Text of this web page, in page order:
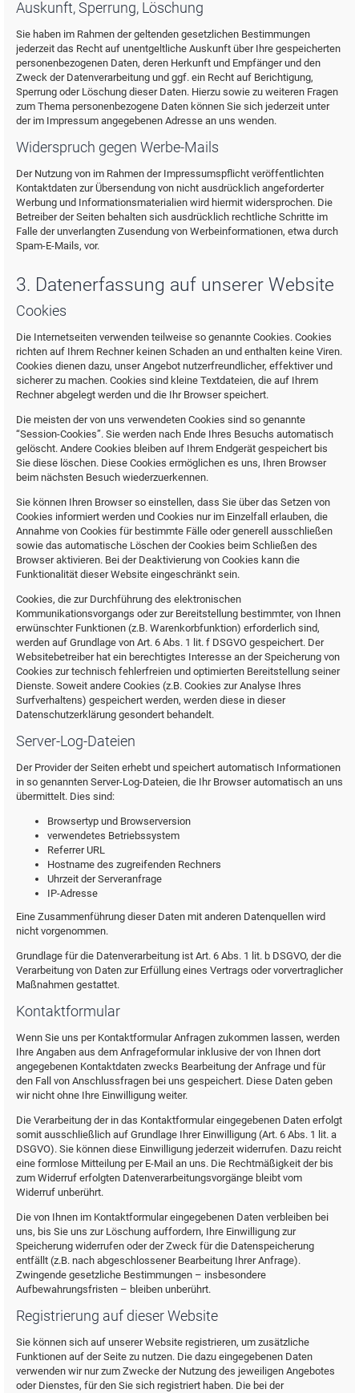
Auskunft, Sperrung, Löschung
Sie haben im Rahmen der geltenden gesetzlichen Bestimmungen
jederzeit das Recht auf unentgeltliche Auskunft über Ihre gespeicherten
personenbezogenen Daten, deren Herkunft und Empfänger und den
Zweck der Datenverarbeitung und ggf. ein Recht auf Berichtigung,
Sperrung oder Löschung dieser Daten. Hierzu sowie zu weiteren Fragen
zum Thema personenbezogene Daten können Sie sich jederzeit unter
der im Impressum angegebenen Adresse an uns wenden.
Widerspruch gegen Werbe-Mails
Der Nutzung von im Rahmen der Impressumspflicht veröffentlichten
Kontaktdaten zur Übersendung von nicht ausdrücklich angeforderter
Werbung und Informationsmaterialien wird hiermit widersprochen. Die
Betreiber der Seiten behalten sich ausdrücklich rechtliche Schritte im
Falle der unverlangten Zusendung von Werbeinformationen, etwa durch
Spam-E-Mails, vor.
3. Datenerfassung auf unserer Website
Cookies
Die Internetseiten verwenden teilweise so genannte Cookies. Cookies
richten auf Ihrem Rechner keinen Schaden an und enthalten keine Viren.
Cookies dienen dazu, unser Angebot nutzerfreundlicher, effektiver und
sicherer zu machen. Cookies sind kleine Textdateien, die auf Ihrem
Rechner abgelegt werden und die Ihr Browser speichert.
Die meisten der von uns verwendeten Cookies sind so genannte
“Session-Cookies”. Sie werden nach Ende Ihres Besuchs automatisch
gelöscht. Andere Cookies bleiben auf Ihrem Endgerät gespeichert bis
Sie diese löschen. Diese Cookies ermöglichen es uns, Ihren Browser
beim nächsten Besuch wiederzuerkennen.
Sie können Ihren Browser so einstellen, dass Sie über das Setzen von
Cookies informiert werden und Cookies nur im Einzelfall erlauben, die
Annahme von Cookies für bestimmte Fälle oder generell ausschließen
sowie das automatische Löschen der Cookies beim Schließen des
Browser aktivieren. Bei der Deaktivierung von Cookies kann die
Funktionalität dieser Website eingeschränkt sein.
Cookies, die zur Durchführung des elektronischen
Kommunikationsvorgangs oder zur Bereitstellung bestimmter, von Ihnen
erwünschter Funktionen (z.B. Warenkorbfunktion) erforderlich sind,
werden auf Grundlage von Art. 6 Abs. 1 lit. f DSGVO gespeichert. Der
Websitebetreiber hat ein berechtigtes Interesse an der Speicherung von
Cookies zur technisch fehlerfreien und optimierten Bereitstellung seiner
Dienste. Soweit andere Cookies (z.B. Cookies zur Analyse Ihres
Surfverhaltens) gespeichert werden, werden diese in dieser
Datenschutzerklärung gesondert behandelt.
Server-Log-Dateien
Der Provider der Seiten erhebt und speichert automatisch Informationen
in so genannten Server-Log-Dateien, die Ihr Browser automatisch an uns
übermittelt. Dies sind:
Browsertyp und Browserversion
verwendetes Betriebssystem
Referrer URL
Hostname des zugreifenden Rechners
Uhrzeit der Serveranfrage
IP-Adresse
Eine Zusammenführung dieser Daten mit anderen Datenquellen wird
nicht vorgenommen.
Grundlage für die Datenverarbeitung ist Art. 6 Abs. 1 lit. b DSGVO, der die
Verarbeitung von Daten zur Erfüllung eines Vertrags oder vorvertraglicher
Maßnahmen gestattet.
Kontaktformular
Wenn Sie uns per Kontaktformular Anfragen zukommen lassen, werden
Ihre Angaben aus dem Anfrageformular inklusive der von Ihnen dort
angegebenen Kontaktdaten zwecks Bearbeitung der Anfrage und für
den Fall von Anschlussfragen bei uns gespeichert. Diese Daten geben
wir nicht ohne Ihre Einwilligung weiter.
Die Verarbeitung der in das Kontaktformular eingegebenen Daten erfolgt
somit ausschließlich auf Grundlage Ihrer Einwilligung (Art. 6 Abs. 1 lit. a
DSGVO). Sie können diese Einwilligung jederzeit widerrufen. Dazu reicht
eine formlose Mitteilung per E-Mail an uns. Die Rechtmäßigkeit der bis
zum Widerruf erfolgten Datenverarbeitungsvorgänge bleibt vom
Widerruf unberührt.
Die von Ihnen im Kontaktformular eingegebenen Daten verbleiben bei
uns, bis Sie uns zur Löschung auffordern, Ihre Einwilligung zur
Speicherung widerrufen oder der Zweck für die Datenspeicherung
entfällt (z.B. nach abgeschlossener Bearbeitung Ihrer Anfrage).
Zwingende gesetzliche Bestimmungen – insbesondere
Aufbewahrungsfristen – bleiben unberührt.
Registrierung auf dieser Website
Sie können sich auf unserer Website registrieren, um zusätzliche
Funktionen auf der Seite zu nutzen. Die dazu eingegebenen Daten
verwenden wir nur zum Zwecke der Nutzung des jeweiligen Angebotes
oder Dienstes, für den Sie sich registriert haben. Die bei der